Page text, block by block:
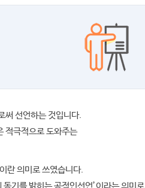
써 선언하는 것입니다.
적극적으로 도와주는
란 의미로 쓰였습니다.
기를 밝히는 공적인선언’이라는 의미로